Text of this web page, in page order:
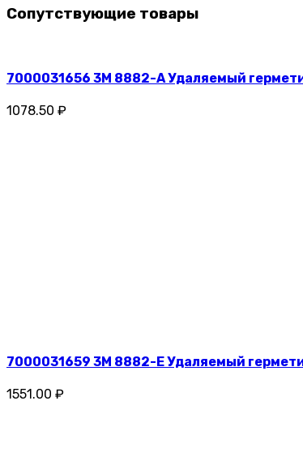
Сопутствующие товары
7000031656 3M 8882-А Удаляемый
1078.50 ₽
7000031659 3M 8882-Е Удаляемый
1551.00 ₽